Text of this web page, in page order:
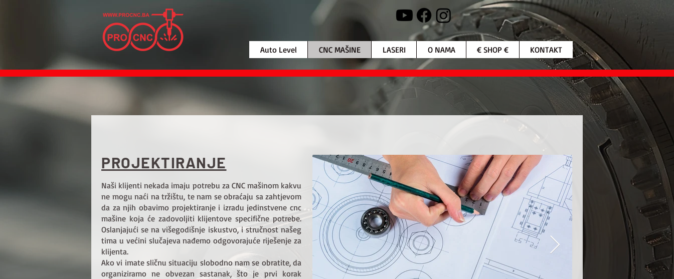
Auto Level CNC MAŠINE LASERI O NAMA € SHOP € KONTAKT
PROJEKTIRANJE
Naši klijenti nekada imaju potrebu za CNC mašinom kakvu
ne mogu naći na tržištu, te nam se obraćaju sa zahtjevom
da za njih obavimo projektiranje i izradu jedinstvene cnc
mašine koja će zadovoljiti klijentove specifične potrebe.
Oslanjajući se na višegodišnje iskustvo, i stručnost našeg
tima u većini slučajeva nađemo odgovorajuće riješenje za
klijenta.
Ako vi imate sličnu situaciju slobodno nam se obratite, da
organiziramo ne obvezan sastanak, što je prvi korak